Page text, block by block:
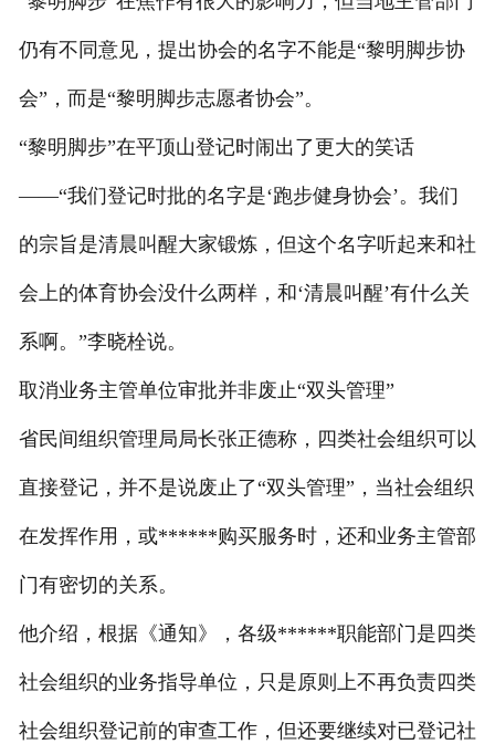
仍有不同意见，提出协会的名字不能是“黎明脚步协
会”，而是“黎明脚步志愿者协会”。
“黎明脚步”在平顶山登记时闹出了更大的笑话
——“我们登记时批的名字是‘跑步健身协会’。我们
的宗旨是清晨叫醒大家锻炼，但这个名字听起来和社
会上的体育协会没什么两样，和‘清晨叫醒’有什么关
系啊。”李晓栓说。
取消业务主管单位审批并非废止“双头管理”
省民间组织管理局局长张正德称，四类社会组织可以
直接登记，并不是说废止了“双头管理”，当社会组织
在发挥作用，或******购买服务时，还和业务主管部
门有密切的关系。
他介绍，根据《通知》，各级******职能部门是四类
社会组织的业务指导单位，只是原则上不再负责四类
社会组织登记前的审查工作，但还要继续对已登记社